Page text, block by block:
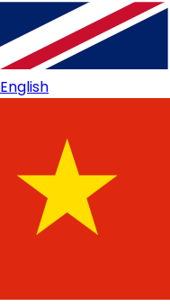
English